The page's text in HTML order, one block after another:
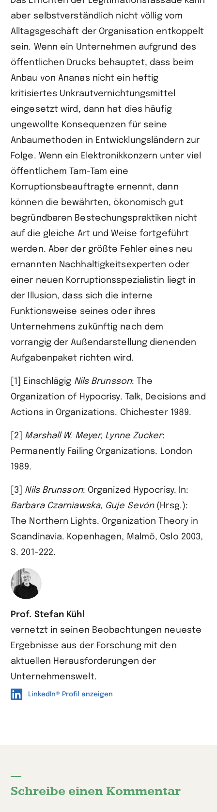
aber selbstverständlich nicht völlig vom
Alltagsgeschäft der Organisation entkoppelt
sein. Wenn ein Unternehmen aufgrund des
öffentlichen Drucks behauptet, dass beim
Anbau von Ananas nicht ein heftig
kritisiertes Unkrautvernichtungsmittel
eingesetzt wird, dann hat dies häufig
ungewollte Konsequenzen für seine
Anbaumethoden in Entwicklungsländern zur
Folge. Wenn ein Elektronikkonzern unter viel
öffentlichem Tam-Tam eine
Korruptionsbeauftragte ernennt, dann
können die bewährten, ökonomisch gut
begründbaren Bestechungspraktiken nicht
auf die gleiche Art und Weise fortgeführt
werden. Aber der größte Fehler eines neu
ernannten Nachhaltigkeitsexperten oder
einer neuen Korruptionsspezialistin liegt in
der Illusion, dass sich die interne
Funktionsweise seines oder ihres
Unternehmens zukünftig nach dem
vorrangig der Außendarstellung dienenden
Aufgabenpaket richten wird.
[1] Einschlägig Nils Brunsson: The
Organization of Hypocrisy. Talk, Decisions and
Actions in Organizations. Chichester 1989.
[2] Marshall W. Meyer, Lynne Zucker:
Permanently Failing Organizations. London
1989.
[3] Nils Brunsson: Organized Hypocrisy. In:
Barbara Czarniawska, Guje Sevón(Hrsg.):
The Northern Lights. Organization Theory in
Scandinavia. Kopenhagen, Malmö, Oslo 2003,
S. 201–222.
Prof. Stefan Kühl
vernetzt in seinen Beobachtungen neueste
Ergebnisse aus der Forschung mit den
aktuellen Herausforderungen der
Unternehmenswelt.
LinkedIn® Profil anzeigen
Schreibe einen Kommentar